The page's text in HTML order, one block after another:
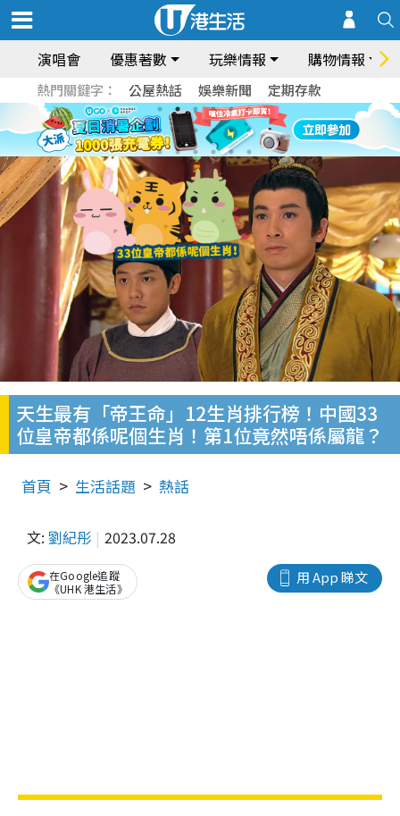
演唱會 優惠著數 玩樂情報 購物情報
熱門關鍵字： 公屋熱話 娛樂新聞 定期存款
天生最有「帝王命」12生肖排行榜！中國33
位皇帝都係呢個生肖！第1位竟然唔係屬龍？
首頁 生活話題 熱話
文: 劉紀彤 2023.07.28
用 App 睇文
在Google追蹤
《UHK 港生活》